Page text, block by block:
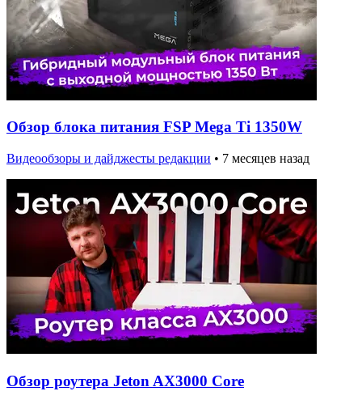
Обзор блока питания FSP Mega Ti 1350W
Видеообзоры и дайджесты редакции • 7 месяцев назад
Обзор роутера Jeton AX3000 Core